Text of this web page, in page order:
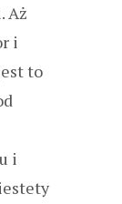
Aż
i
to
i